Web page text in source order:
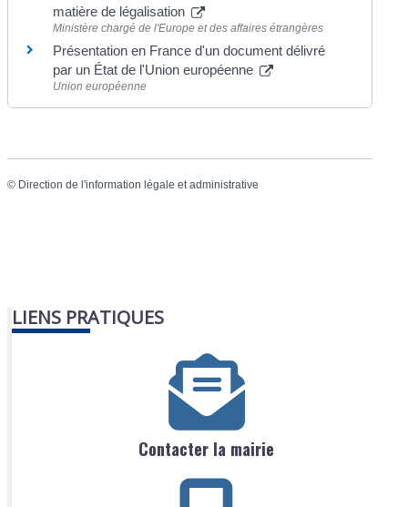
matière de légalisation
Ministère chargé de l'Europe et des affaires étrangères
Présentation en France d'un document délivré
par un État de l'Union européenne
Union européenne
© Direction de l'information légale et administrative
LIENS PRATIQUES
Contacter la mairie